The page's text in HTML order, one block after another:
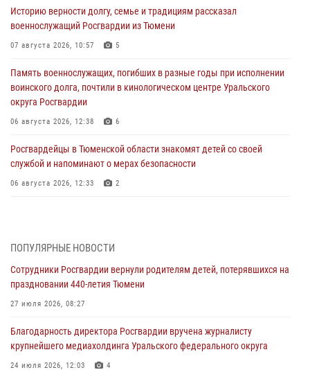
Историю верности долгу, семье и традициям рассказал
военнослужащий Росгвардии из Тюмени
07 августа 2026, 10:57 5
Память военнослужащих, погибших в разные годы при исполнении
воинского долга, почтили в кинологическом центре Уральского
округа Росгвардии
06 августа 2026, 12:38 6
Росгвардейцы в Тюменской области знакомят детей со своей
службой и напоминают о мерах безопасности
06 августа 2026, 12:33 2
06 августа 2026, 04:41 3
Росгвардейцы в Тюменской области почтили память генерала
армии Ивана Кирилловича Яковлева
05 августа 2026, 11:03
В Тюмени офицер Росгвардии в радиоэфире напомнил гражданам о
мерах безопасного владения оружием
ПОПУЛЯРНЫЕ НОВОСТИ
Сотрудники Росгвардии вернули родителям детей, потерявшихся на
праздновании 440-летия Тюмени
27 июля 2026, 08:27
Благодарность директора Росгвардии вручена журналисту
крупнейшего медиахолдинга Уральского федерального округа
24 июля 2026, 12:03 4